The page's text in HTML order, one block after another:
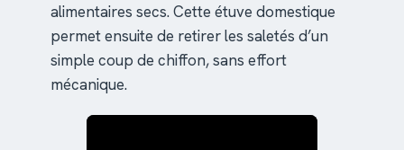
alimentaires secs. Cette étuve domestique
permet ensuite de retirer les saletés d’un
simple coup de chiffon, sans effort
mécanique.